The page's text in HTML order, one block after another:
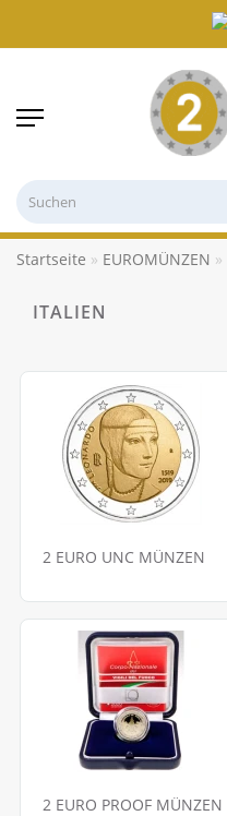
Startseite EUROMÜNZEN
ITALIEN
2 EURO UNC MÜNZEN
2 EURO PROOF MÜNZEN